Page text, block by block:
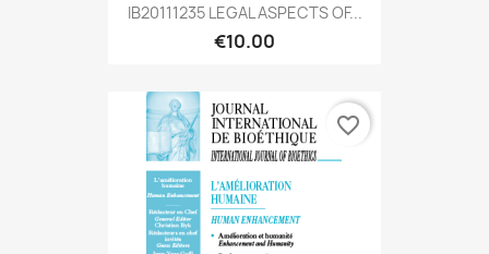
IB20111235 LEGAL ASPECTS OF...
€10.00
favorite_border